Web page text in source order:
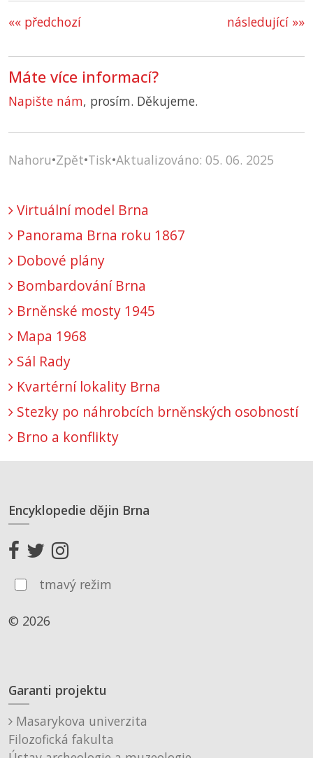
«« předchozí následující »»
Máte více informací?
Napište nám, prosím. Děkujeme.
Nahoru•Zpět•Tisk•Aktualizováno: 05. 06. 2025
Virtuální model Brna
Panorama Brna roku 1867
Dobové plány
Bombardování Brna
Brněnské mosty 1945
Mapa 1968
Sál Rady
Kvartérní lokality Brna
Stezky po náhrobcích brněnských osobností
Brno a konflikty
Encyklopedie dějin Brna
tmavý režim
© 2026
Garanti projektu
Masarykova univerzita
Filozofická fakulta